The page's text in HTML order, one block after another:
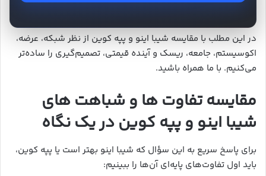
در این مطلب با مقایسه شیبا اینو و پپه کوین از نظر شبکه، عرضه،
اکوسیستم، جامعه، ریسک و آینده قیمتی، تصمیم‌گیری را ساده‌تر
می‌کنیم. با ما همراه باشید.
مقایسه تفاوت ها و شباهت های
شیبا اینو و پپه کوین در یک نگاه
برای پاسخ سریع به این سؤال که شیبا اینو بهتر است یا پپه کوین،
باید اول تفاوت‌های پایه‌ای آن‌ها را ببینیم: